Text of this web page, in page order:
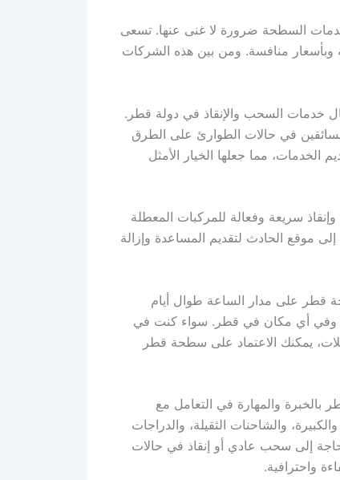
السطحة ضرورة لا غنى عنها. تسعى
وبأسعار منافسة. ومن بين هذه الشركات
خدمات السحب والإنقاذ في دولة قطر.
في حالات الطوارئ على الطرق
الخدمات، مما جعلها الخيار الأمثل
سريعة وفعالة للمركبات المعطلة
موقع الحادث لتقديم المساعدة وإزالة
قطر على مدار الساعة طوال أيام
وفي أي مكان في قطر. سواء كنت في
يمكنك الاعتماد على سطحة قطر
والمهارة في التعامل مع
والشاحنات الثقيلة، والدراجات
إلى سحب عادي أو إنقاذ في حالات
واحترافية.